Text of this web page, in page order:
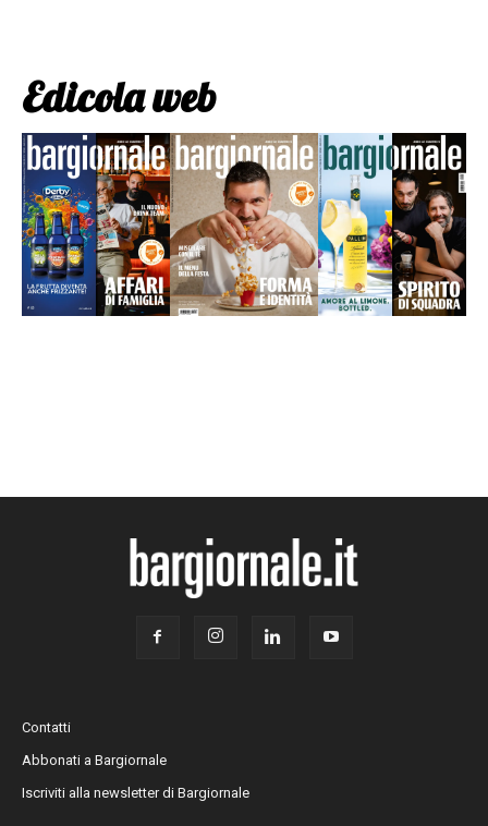
Edicola web
Contatti
Abbonati a Bargiornale
Iscriviti alla newsletter di Bargiornale